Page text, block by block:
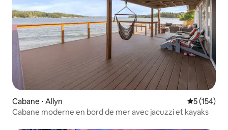
Cabane ⋅ Allyn Évaluation
5 (154)
Cabane moderne en bord de mer avec jacuzzi et kayaks